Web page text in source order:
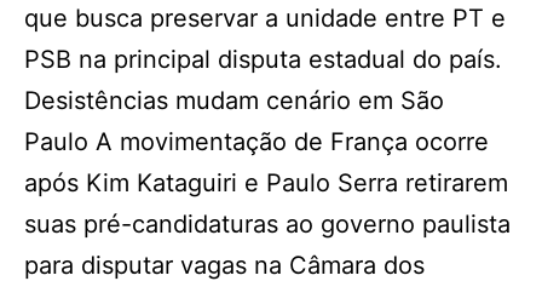
que busca preservar a unidade entre PT e
PSB na principal disputa estadual do país.
Desistências mudam cenário em São
Paulo A movimentação de França ocorre
após Kim Kataguiri e Paulo Serra retirarem
suas pré-candidaturas ao governo paulista
para disputar vagas na Câmara dos